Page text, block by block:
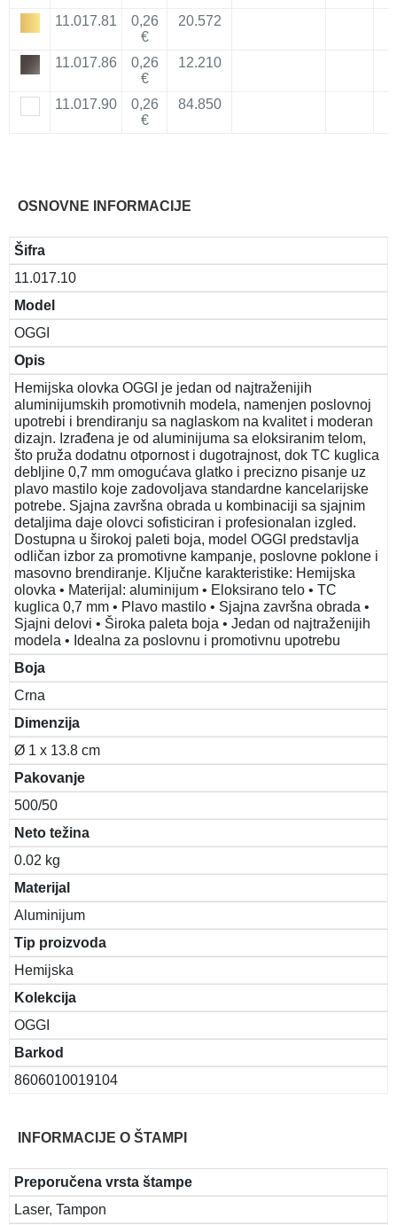
11.017.81
0,26
€
20.572
11.017.86
0,26
€
12.210
11.017.90
0,26
€
84.850
OSNOVNE INFORMACIJE
Šifra
11.017.10
Model
OGGI
Opis
Hemijska olovka OGGI je jedan od najtraženijih
aluminijumskih promotivnih modela, namenjen poslovnoj
upotrebi i brendiranju sa naglaskom na kvalitet i moderan
dizajn. Izrađena je od aluminijuma sa eloksiranim telom,
što pruža dodatnu otpornost i dugotrajnost, dok TC kuglica
debljine 0,7 mm omogućava glatko i precizno pisanje uz
plavo mastilo koje zadovoljava standardne kancelarijske
potrebe. Sjajna završna obrada u kombinaciji sa sjajnim
detaljima daje olovci sofisticiran i profesionalan izgled.
Dostupna u širokoj paleti boja, model OGGI predstavlja
odličan izbor za promotivne kampanje, poslovne poklone i
masovno brendiranje. Ključne karakteristike: Hemijska
olovka • Materijal: aluminijum • Eloksirano telo • TC
kuglica 0,7 mm • Plavo mastilo • Sjajna završna obrada •
Sjajni delovi • Široka paleta boja • Jedan od najtraženijih
modela • Idealna za poslovnu i promotivnu upotrebu
Boja
Crna
Dimenzija
Ø 1 x 13.8 cm
Pakovanje
500/50
Neto težina
0.02 kg
Materijal
Aluminijum
Tip proizvoda
Hemijska
Kolekcija
OGGI
Barkod
8606010019104
INFORMACIJE O ŠTAMPI
Preporučena vrsta štampe
Laser, Tampon